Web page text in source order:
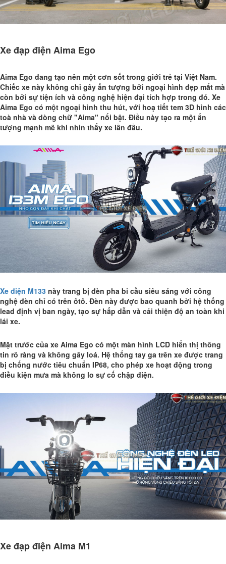
Xe đạp điện Aima Ego
Aima Ego đang tạo nên một cơn sốt trong giới trẻ tại Việt Nam.
Chiếc xe này không chỉ gây ấn tượng bởi ngoại hình đẹp mắt mà
còn bởi sự tiện ích và công nghệ hiện đại tích hợp trong đó. Xe
Aima Ego có một ngoại hình thu hút, với hoạ tiết tem 3D hình các
toà nhà và dòng chữ "Aima" nổi bật. Điều này tạo ra một ấn
tượng mạnh mẽ khi nhìn thấy xe lần đầu.
Xe điện M133 này trang bị đèn pha bi cầu siêu sáng với công
nghệ đèn chỉ có trên ôtô. Đèn này được bao quanh bởi hệ thống
lead định vị ban ngày, tạo sự hấp dẫn và cải thiện độ an toàn khi
lái xe.
Mặt trước của xe Aima Ego có một màn hình LCD hiển thị thông
tin rõ ràng và không gây loá. Hệ thống tay ga trên xe được trang
bị chống nước tiêu chuẩn IP68, cho phép xe hoạt động trong
điều kiện mưa mà không lo sự cố chập điện.
Xe đạp điện Aima M1